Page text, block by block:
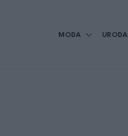
MODA URODA